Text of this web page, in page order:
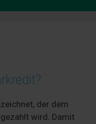
der dem
wird. Damit